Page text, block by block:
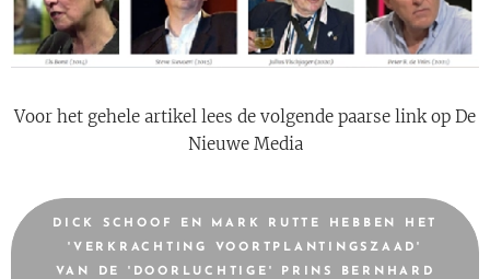
Voor het gehele artikel lees de volgende paarse link op De
Nieuwe Media
DICK SCHOOF EN MARK RUTTE HEBBEN HET
'VERKRACHTING VOORTPLANTINGSZAAD'
VAN DE 'DOORLUCHTIGE' PRINS BERNHARD